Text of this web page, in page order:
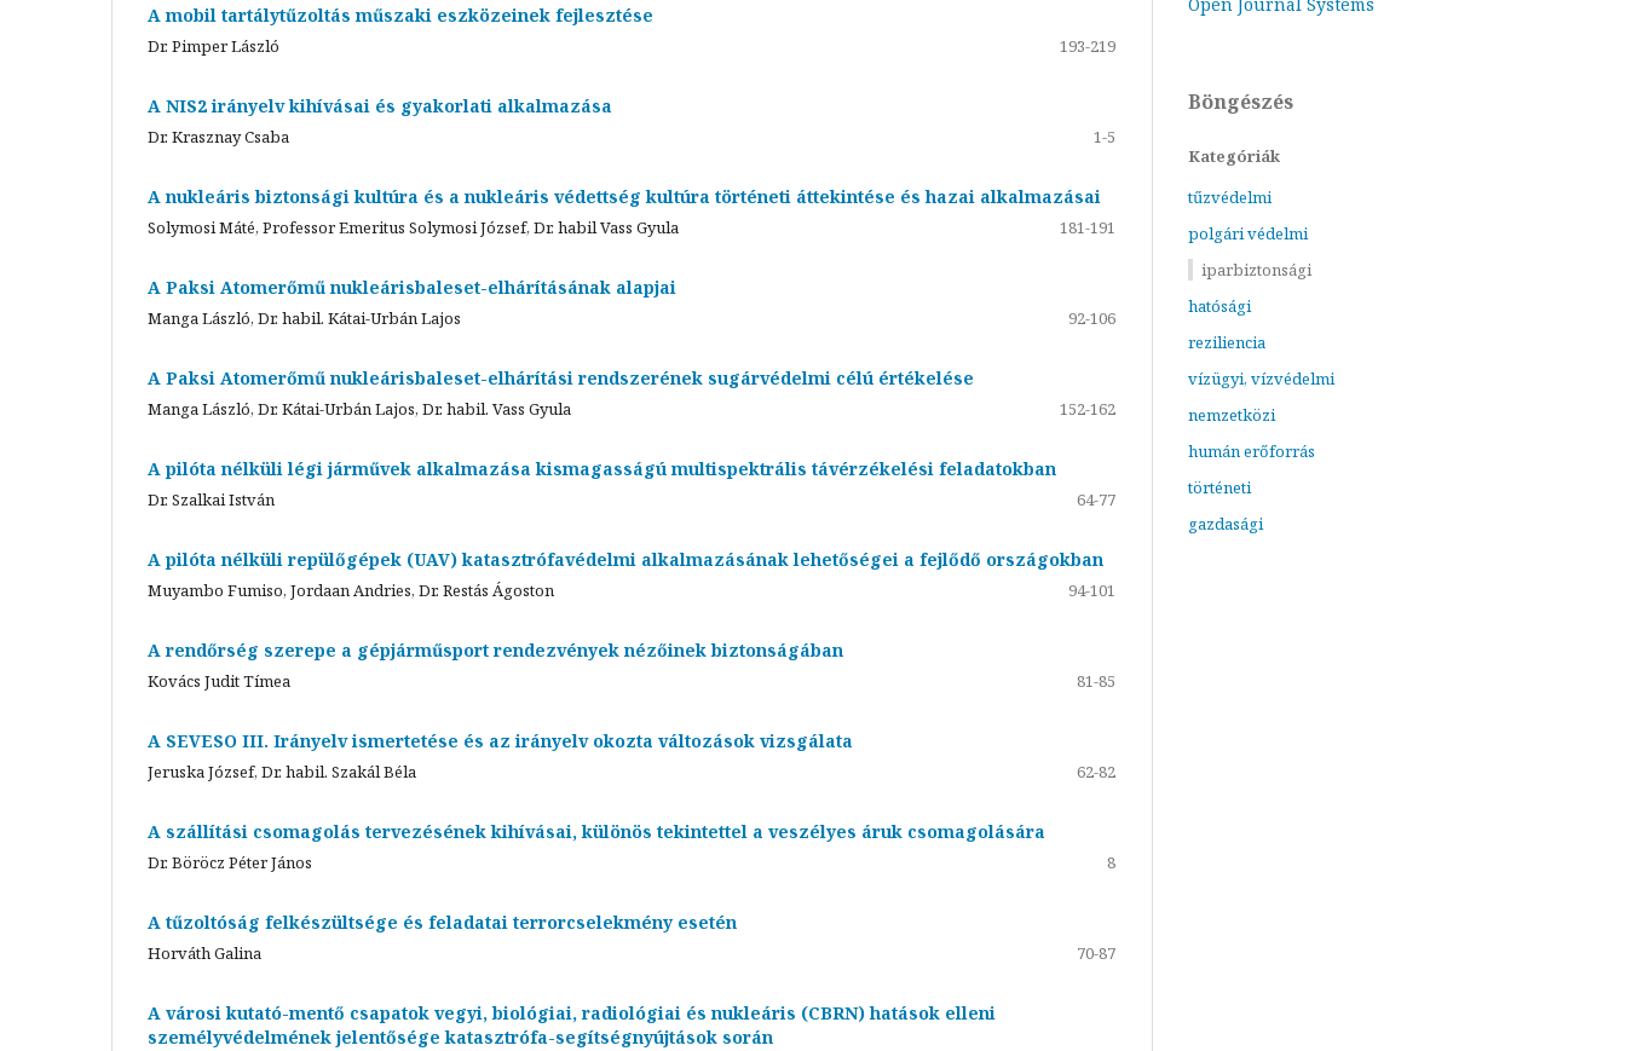
A mobil tartálytűzoltás műszaki eszközeinek fejlesztése
Dr. Pimper László 193-219
A NIS2 irányelv kihívásai és gyakorlati alkalmazása
Dr. Krasznay Csaba 1-5
A nukleáris biztonsági kultúra és a nukleáris védettség kultúra történeti áttekintése és hazai alkalmazásai
Solymosi Máté, Professor Emeritus Solymosi József, Dr. habil Vass Gyula 181-191
A Paksi Atomerőmű nukleárisbaleset-elhárításának alapjai
Manga László, Dr. habil. Kátai-Urbán Lajos 92-106
A Paksi Atomerőmű nukleárisbaleset-elhárítási rendszerének sugárvédelmi célú értékelése
Manga László, Dr. Kátai-Urbán Lajos, Dr. habil. Vass Gyula 152-162
A pilóta nélküli légi járművek alkalmazása kismagasságú multispektrális távérzékelési feladatokban
Dr. Szalkai István 64-77
A pilóta nélküli repülőgépek (UAV) katasztrófavédelmi alkalmazásának lehetőségei a fejlődő országokban
Muyambo Fumiso, Jordaan Andries, Dr. Restás Ágoston 94-101
A rendőrség szerepe a gépjárműsport rendezvények nézőinek biztonságában
Kovács Judit Tímea 81-85
A SEVESO III. Irányelv ismertetése és az irányelv okozta változások vizsgálata
Jeruska József, Dr. habil. Szakál Béla 62-82
A szállítási csomagolás tervezésének kihívásai, különös tekintettel a veszélyes áruk csomagolására
Dr. Böröcz Péter János 8
A tűzoltóság felkészültsége és feladatai terrorcselekmény esetén
Horváth Galina 70-87
A városi kutató-mentő csapatok vegyi, biológiai, radiológiai és nukleáris (CBRN) hatások elleni
személyvédelmének jelentősége katasztrófa-segítségnyújtások során
Böngészés
Kategóriák
tűzvédelmi
polgári védelmi
iparbiztonsági
hatósági
reziliencia
vízügyi, vízvédelmi
nemzetközi
humán erőforrás
történeti
gazdasági